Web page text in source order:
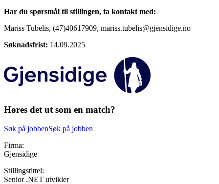
Har du spørsmål til stillingen, ta kontakt med:
Mariss Tubelis, (47)40617909, mariss.tubelis@gjensidige.no
Søknadsfrist: 14.09.2025
Høres det ut som en match?
Søk på jobbenSøk på jobben
Firma:
Gjensidige
Stillingstittel:
Senior .NET utvikler